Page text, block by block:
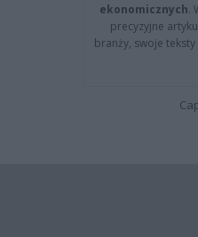
ekonomicznych.
precyzyjne
branży, swoje